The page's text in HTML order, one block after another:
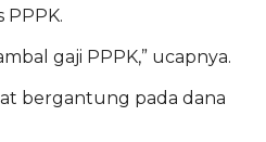
PPPK.
gaji PPPK,” ucapnya.
bergantung pada dana